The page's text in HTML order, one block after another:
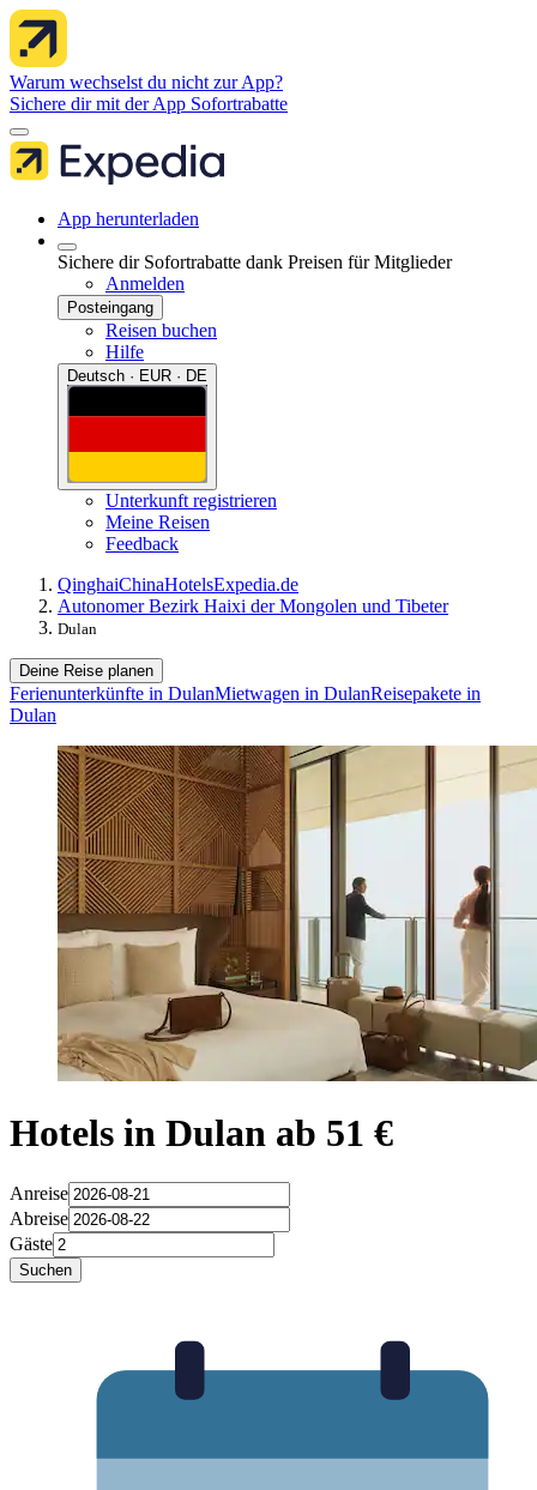
Warum wechselst du nicht zur App?
Sichere dir mit der App Sofortrabatte
App herunterladen
Sichere dir Sofortrabatte dank Preisen für Mitglieder
Anmelden
Posteingang
Reisen buchen
Hilfe
Deutsch · EUR · DE
Unterkunft registrieren
Meine Reisen
Feedback
QinghaiChinaHotelsExpedia.de
Autonomer Bezirk Haixi der Mongolen und Tibeter
Dulan
Deine Reise planen
Ferienunterkünfte in DulanMietwagen in DulanReisepakete in
Dulan
Hotels in Dulan ab 51 €
Anreise
Abreise
Gäste
Suchen